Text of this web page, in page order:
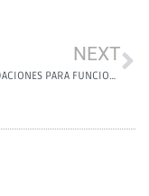
NEXT
RECOMENDACIONES PARA FUNCIONAMIENTO DEL PUERTO DEPORTIVO HASTA EL 26 DE ABRIL